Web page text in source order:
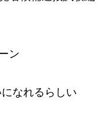
ン
なれるらしい